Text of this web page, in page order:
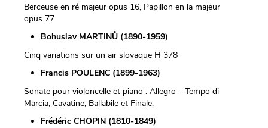
Berceuse en ré majeur opus 16, Papillon en la majeur
opus 77
Bohuslav MARTINŮ (1890-1959)
Cinq variations sur un air slovaque H 378
Francis POULENC (1899-1963)
Sonate pour violoncelle et piano : Allegro – Tempo di
Marcia, Cavatine, Ballabile et Finale.
Frédéric CHOPIN (1810-1849)